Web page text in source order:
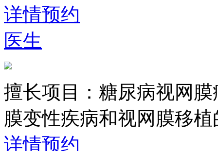
详情预约
医生
擅长项目： 糖尿病视网
膜变性疾病和视网膜移
详情预约